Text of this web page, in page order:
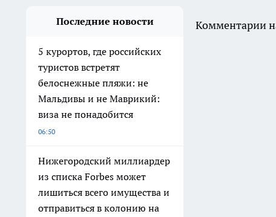
Последние новости
5 курортов, где российских
туристов встретят
белоснежные пляжи: не
Мальдивы и не Маврикий:
виза не понадобится
06:50
Нижегородский миллиардер
из списка Forbes может
лишиться всего имущества и
отправиться в колонию на
Комментарии